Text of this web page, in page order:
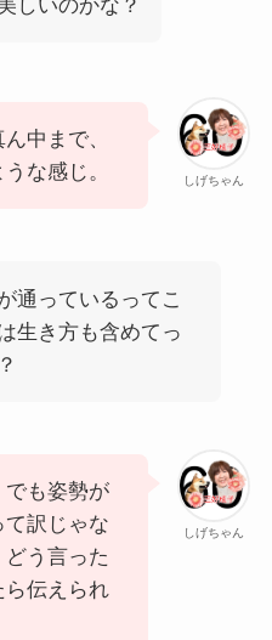
しいのかな？
しげちゃん
中まで、
な感じ。
通っているってこ
生き方も含めてっ
しげちゃん
でも姿勢が
訳じゃな
う言った
ら伝えられ